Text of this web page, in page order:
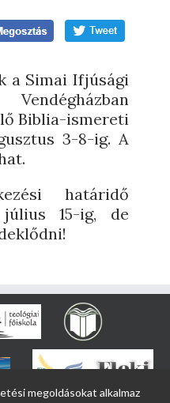
a Simai Ifjúsági
Biblia-ismereti
3-8-ig. A
határidő
július 15-ig, de
megoldásokat alkalmaz